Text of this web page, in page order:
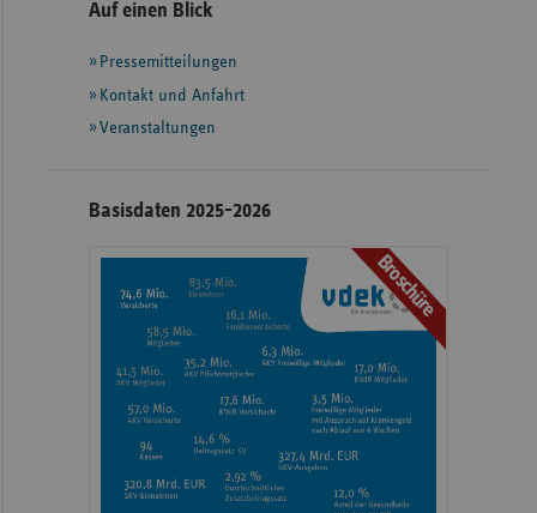
Seitennavigation
Seitenleiste
weiteren
Informationen
Auf einen Blick
Pressemitteilungen
Kontakt und Anfahrt
Veranstaltungen
Basisdaten 2025-2026
Broschüre